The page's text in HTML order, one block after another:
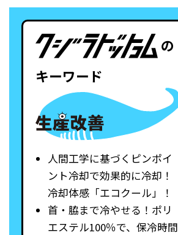
の
キーワード
人間工学に基づくピンポイ
ント冷却で効果的に冷却！
冷却体感「エコクール」！
首・脇まで冷やせる！ポリ
エステル100％で、保冷時間